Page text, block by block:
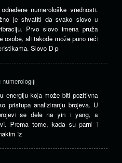
numerološke vrednosti.
je shvatiti da svako slovo u
Prvo slovo imena pruža
osobe, ali takođe može puno reći
Slovo D p
energiju koja može biti pozitivna
pristupa analiziranju brojeva. U
se dele na yin i yang, a
Prema tome, kada su parni i
iz